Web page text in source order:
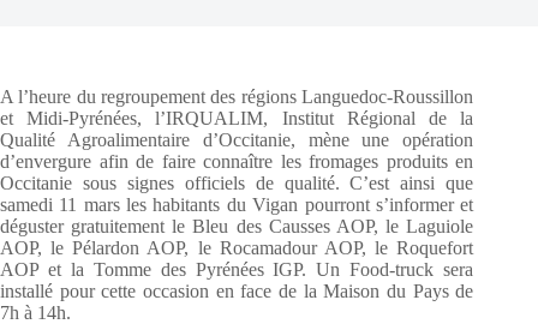
A l’heure du regroupement des régions Languedoc-Roussillon
et Midi-Pyrénées, l’IRQUALIM, Institut Régional de la
Qualité Agroalimentaire d’Occitanie, mène une opération
d’envergure afin de faire connaître les fromages produits en
Occitanie sous signes officiels de qualité. C’est ainsi que
samedi 11 mars les habitants du Vigan pourront s’informer et
déguster gratuitement le Bleu des Causses AOP, le Laguiole
AOP, le Pélardon AOP, le Rocamadour AOP, le Roquefort
AOP et la Tomme des Pyrénées IGP. Un Food-truck sera
installé pour cette occasion en face de la Maison du Pays de
7h à 14h.